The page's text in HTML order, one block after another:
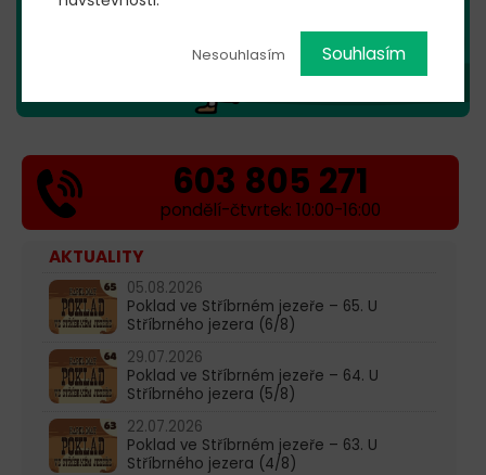
603 805 271
pondělí-čtvrtek: 10:00-16:00
AKTUALITY
05.08.2026
Poklad ve Stříbrném jezeře – 65. U
Stříbrného jezera (6/8)
29.07.2026
Poklad ve Stříbrném jezeře – 64. U
Stříbrného jezera (5/8)
22.07.2026
Poklad ve Stříbrném jezeře – 63. U
Stříbrného jezera (4/8)
Nesouhlasím Souhlasím